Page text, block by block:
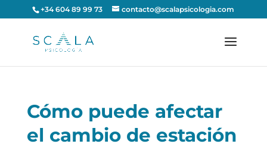
+34 604 89 99 73 contacto@scalapsicologia.com
Cómo puede afectar
el cambio de estación